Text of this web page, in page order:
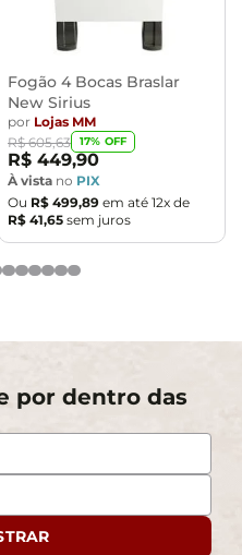
Fogão 4 Bocas Braslar
New Sirius
por Lojas MM
R$ 605,63 17% OFF
R$ 449,90
À vista no PIX
Ou R$ 499,89 em até 12x de
R$ 41,65 sem juros
por dentro das